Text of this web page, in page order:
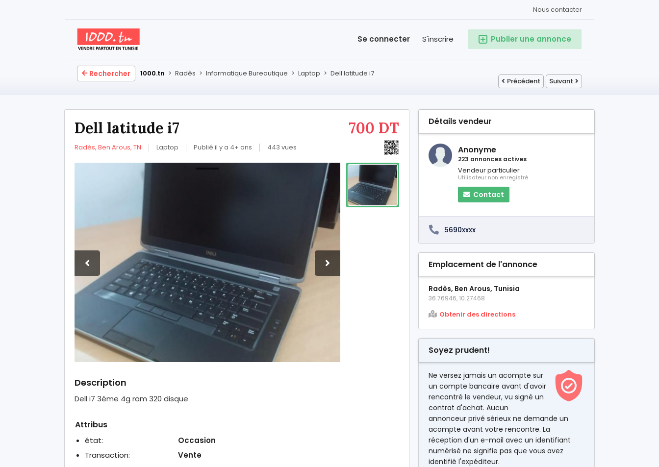
Nous contacter
Publier une annonce
S'inscrire
Se connecter
Rechercher 1000.tn > Radès > Informatique Bureautique > Laptop > Dell latitude i7
Précédent
Suivant
700 DT
Dell latitude i7
Radès, Ben Arous, TN Laptop Publié il y a 4+ ans 443 vues
Description
Dell i7 3éme 4g ram 320 disque
Attribus
état:
Occasion
Transaction:
Vente
Détails vendeur
Anonyme
223 annonces actives
Vendeur particulier
Utilisateur non enregistré
Contact
5690xxxx
Emplacement de l'annonce
Radès, Ben Arous, Tunisia
36.76946, 10.27468
Obtenir des directions
Soyez prudent!
Ne versez jamais un acompte sur
un compte bancaire avant d'avoir
rencontré le vendeur, vu signé un
contrat d'achat. Aucun
annonceur privé sérieux ne demande un
acompte avant votre rencontre. La
réception d'un e-mail avec un identifiant
numérisé ne signifie pas que vous avez
identifié l'expéditeur.